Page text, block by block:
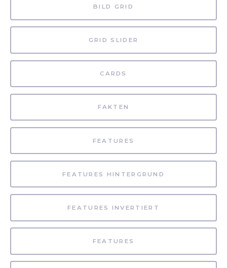
BILD GRID
GRID SLIDER
CARDS
FAKTEN
FEATURES
FEATURES HINTERGRUND
FEATURES INVERTIERT
FEATURES